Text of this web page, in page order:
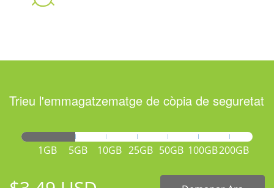
Trieu l'emmagatzematge de còpia de seguretat
1GB 5GB 10GB 25GB 50GB 100GB200GB